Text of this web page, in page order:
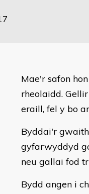
Mae'r safon
rheolaidd.
eraill, fel y bo
Byddai'r
gyfarwyddyd
neu gallai fod
Bydd angen i